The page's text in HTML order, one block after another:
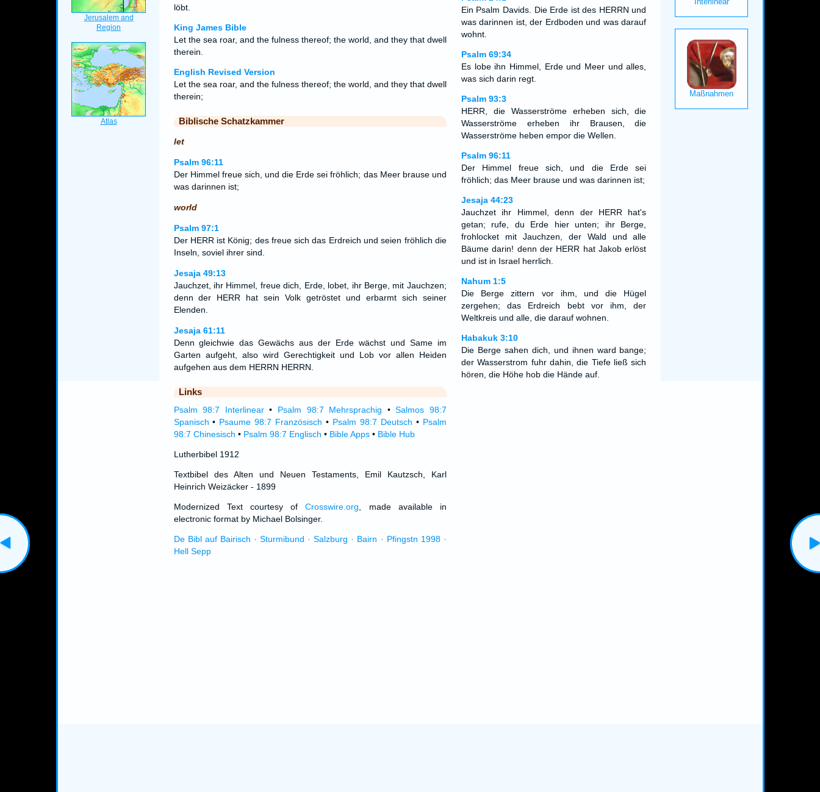
löbt.
King James Bible
Let the sea roar, and the fulness thereof; the world, and they that dwell
therein.
English Revised Version
Let the sea roar, and the fulness thereof; the world, and they that dwell
therein;
Biblische Schatzkammer
let
Psalm 96:11
Der Himmel freue sich, und die Erde sei fröhlich; das Meer brause und
was darinnen ist;
world
Psalm 97:1
Der HERR ist König; des freue sich das Erdreich und seien fröhlich die
Inseln, soviel ihrer sind.
Jesaja 49:13
Jauchzet, ihr Himmel, freue dich, Erde, lobet, ihr Berge, mit Jauchzen;
denn der HERR hat sein Volk getröstet und erbarmt sich seiner
Elenden.
Jesaja 61:11
Denn gleichwie das Gewächs aus der Erde wächst und Same im
Garten aufgeht, also wird Gerechtigkeit und Lob vor allen Heiden
aufgehen aus dem HERRN HERRN.
Links
Psalm 98:7 Interlinear• Psalm 98:7 Mehrsprachig •Salmos 98:7
Spanisch • Psaume 98:7 Französisch • Psalm 98:7 Deutsch • Psalm
98:7 Chinesisch • Psalm 98:7 Englisch • Bible Apps• Bible Hub
Lutherbibel 1912
Textbibel des Alten und Neuen Testaments, Emil Kautzsch, Karl
Heinrich Weizäcker - 1899
Modernized Text courtesy ofCrosswire.org , made available in
electronic format by Michael Bolsinger.
De Bibl auf Bairisch · Sturmibund · Salzburg · Bairn · Pfingstn 1998 ·
Hell Sepp
Ein Psalm Davids. Die Erde ist des HERRN und
was darinnen ist, der Erdboden und was darauf
wohnt.
Psalm 69:34
Es lobe ihn Himmel, Erde und Meer und alles,
was sich darin regt.
Psalm 93:3
HERR, die Wasserströme erheben sich, die
Wasserströme erheben ihr Brausen, die
Wasserströme heben empor die Wellen.
Psalm 96:11
Der Himmel freue sich, und die Erde sei
fröhlich; das Meer brause und was darinnen ist;
Jesaja 44:23
Jauchzet ihr Himmel, denn der HERR hat's
getan; rufe, du Erde hier unten; ihr Berge,
frohlocket mit Jauchzen, der Wald und alle
Bäume darin! denn der HERR hat Jakob erlöst
und ist in Israel herrlich.
Nahum 1:5
Die Berge zittern vor ihm, und die Hügel
zergehen; das Erdreich bebt vor ihm, der
Weltkreis und alle, die darauf wohnen.
Habakuk 3:10
Die Berge sahen dich, und ihnen ward bange;
der Wasserstrom fuhr dahin, die Tiefe ließ sich
hören, die Höhe hob die Hände auf.